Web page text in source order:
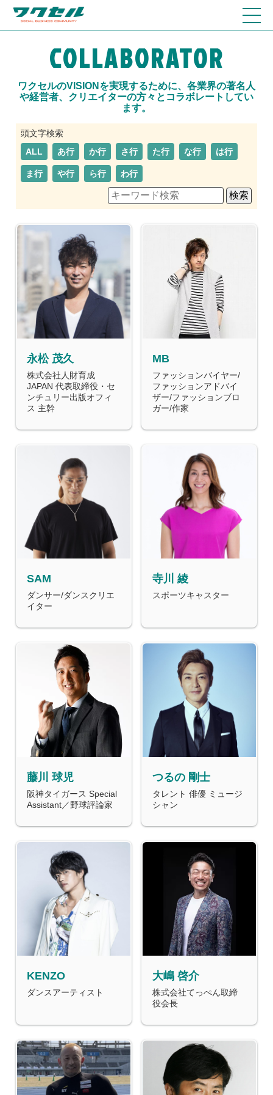
COLLABORATOR
ワクセルのVISIONを実現するために、各業界の著名人
や経営者、クリエイターの方々とコラボレートしてい
ます。
ALL あ行 か行 さ行 た行 な行 は行
ま行 や行 ら行 わ行
永松 茂久
株式会社人財育成
JAPAN 代表取締役・セ
ンチュリー出版オフィ
ス 主幹
MB
ファッションバイヤー/
ファッションアドバイ
ザー/ファッションブロ
ガー/作家
SAM
ダンサー/ダンスクリエ
イター
寺川 綾
スポーツキャスター
藤川 球児
阪神タイガース Special
Assistant／野球評論家
つるの 剛士
タレント 俳優 ミュージ
シャン
KENZO
ダンスアーティスト
大嶋 啓介
株式会社てっぺん取締
役会長